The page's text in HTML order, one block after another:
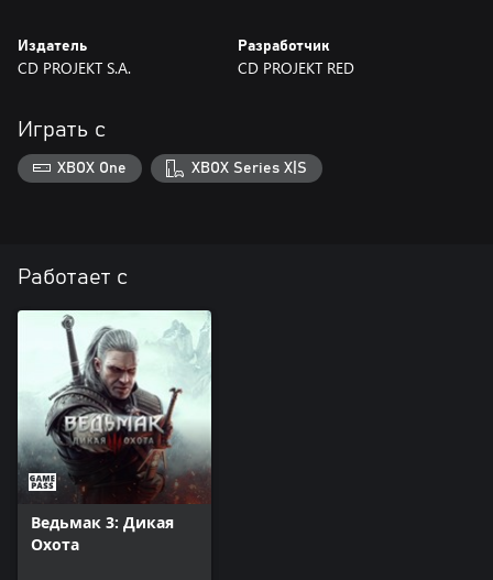
Издатель
CD PROJEKT S.A.
Разработчик
CD PROJEKT RED
Играть с
XBOX One XBOX Series X|S
Работает с
Ведьмак 3: Дикая
Охота